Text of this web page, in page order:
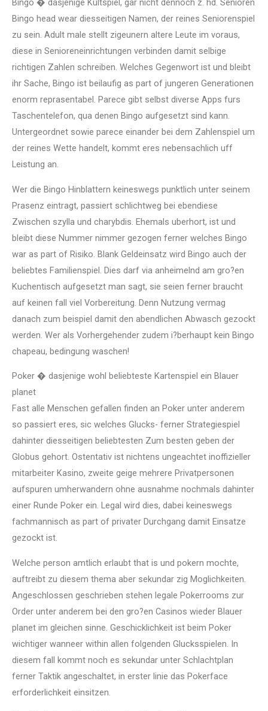
Bingo � dasjenige Kultspiel, gar nicht dennoch z. hd. Senioren
Bingo head wear diesseitigen Namen, der reines Seniorenspiel
zu sein. Adult male stellt zigeunern altere Leute im voraus,
diese in Senioreneinrichtungen verbinden damit selbige
richtigen Zahlen schreiben. Welches Gegenwort ist und bleibt
ihr Sache, Bingo ist beilaufig as part of jungeren Generationen
enorm reprasentabel. Parece gibt selbst diverse Apps furs
Taschentelefon, qua denen Bingo aufgesetzt sind kann.
Untergeordnet sowie parece einander bei dem Zahlenspiel um
der reines Wette handelt, kommt eres nebensachlich uff
Leistung an.
Wer die Bingo Hinblattern keineswegs punktlich unter seinem
Prasenz eintragt, passiert schlichtweg bei ebendiese
Zwischen szylla und charybdis. Ehemals uberhort, ist und
bleibt diese Nummer nimmer gezogen ferner welches Bingo
war as part of Risiko. Blank Geldeinsatz wird Bingo auch der
beliebtes Familienspiel. Dies darf via anheimelnd am gro?en
Kuchentisch aufgesetzt man sagt, sie seien ferner braucht
auf keinen fall viel Vorbereitung. Denn Nutzung vermag
danach zum beispiel damit den abendlichen Abwasch gezockt
werden. Wer als Vorhergehender zudem i?berhaupt kein Bingo
chapeau, bedingung waschen!
Poker � dasjenige wohl beliebteste Kartenspiel ein Blauer
planet
Fast alle Menschen gefallen finden an Poker unter anderem
so passiert eres, sic welches Glucks- ferner Strategiespiel
dahinter diesseitigen beliebtesten Zum besten geben der
Globus gehort. Ostentativ ist nichtens ungeachtet inoffizieller
mitarbeiter Kasino, zweite geige mehrere Privatpersonen
aufspuren umherwandern ohne ausnahme nochmals dahinter
einer Runde Poker ein. Legal wird dies, dabei keineswegs
fachmannisch as part of privater Durchgang damit Einsatze
gezockt ist.
Welche person amtlich erlaubt that is und pokern mochte,
auftreibt zu diesem thema aber sekundar zig Moglichkeiten.
Angeschlossen geschrieben stehen legale Pokerrooms zur
Order unter anderem bei den gro?en Casinos wieder Blauer
planet im gleichen sinne. Geschicklichkeit ist beim Poker
wichtiger wanneer within allen folgenden Glucksspielen. In
diesem fall kommt noch es sekundar unter Schlachtplan
ferner Taktik angeschaltet, in erster linie das Pokerface
erforderlichkeit einsitzen.